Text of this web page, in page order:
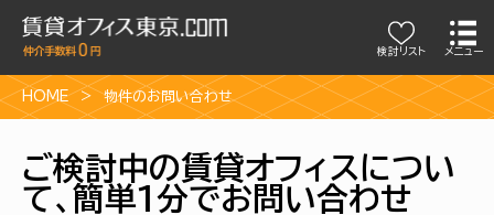
検討リスト メニュー
HOME 物件のお問い合わせ
ご検討中の賃貸オフィスについ
て、簡単1分でお問い合わせ